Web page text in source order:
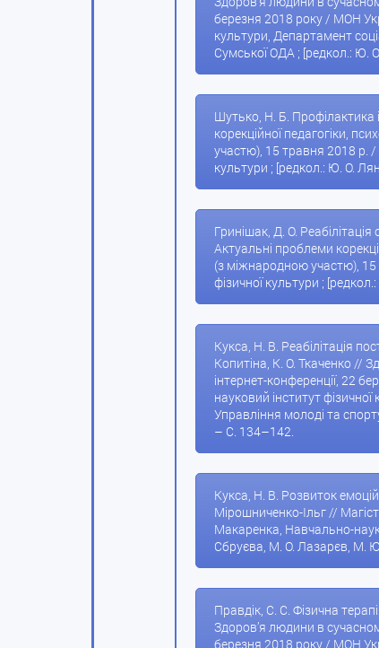
березня 2018 року / МОН
культури, Департамент
Сумської ОДА ; [редкол.: Ю.
Шутько, Н. Б. Профілактика
корекційної педагогіки,
участю), 15 травня 2018 р.
культури ; [редкол.: Ю. О.
Гринішак, Д. О.
Актуальні проблеми
(з міжнародною участю),
фізичної культури ;
Кукса, Н. В. Реабілітація
Копитіна, К. О. Ткаченко //
інтернет-конференції, 22
науковий інститут
Управління молоді та
– С. 134–142.
Кукса, Н. В. Розвиток
Мірошниченко-Ільг //
Макаренка, Навчально-
Сбруєва, М. О. Лазарєв, М.
Правдік, С. С. Фізична
Здоров’я людини в
березня 2018 року / МОН